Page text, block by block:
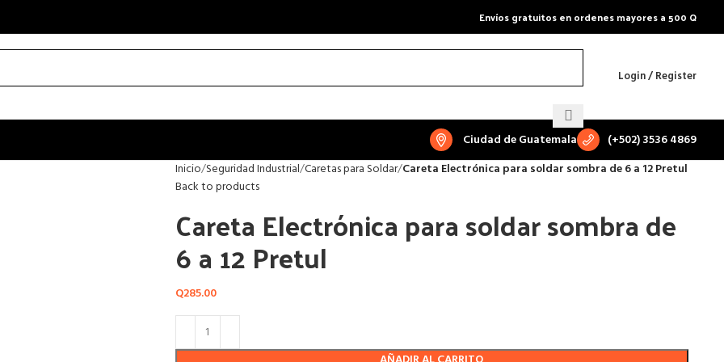
Envíos gratuitos en ordenes mayores a 500 Q
Login / Register
Ciudad de Guatemala (+502) 3536 4869
Inicio Seguridad Industrial Caretas para Soldar Careta Electrónica para soldar sombra de 6 a 12 Pretul
Back to products
Careta Electrónica para soldar sombra de
6 a 12 Pretul
Q285.00